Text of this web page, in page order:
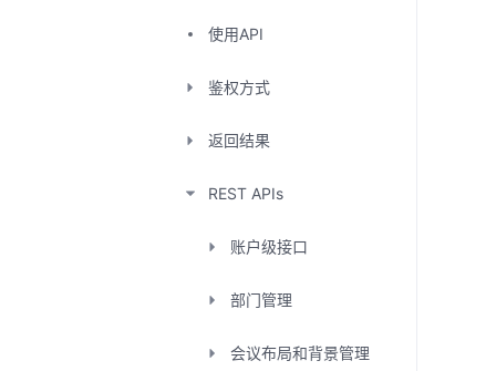
使用API
鉴权方式
返回结果
REST APIs
账户级接口
部门管理
会议布局和背景管理